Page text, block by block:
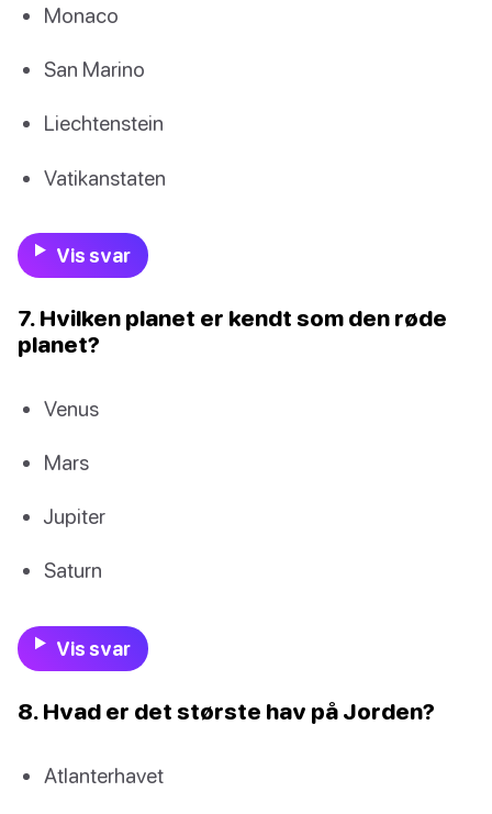
Monaco
San Marino
Liechtenstein
Vatikanstaten
Vis svar
7. Hvilken planet er kendt som den røde
planet?
Venus
Mars
Jupiter
Saturn
Vis svar
8. Hvad er det største hav på Jorden?
Atlanterhavet